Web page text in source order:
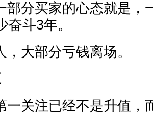
部分买家的心态就是，
奋斗3年。
大部分亏钱离场。
一关注已经不是升值，